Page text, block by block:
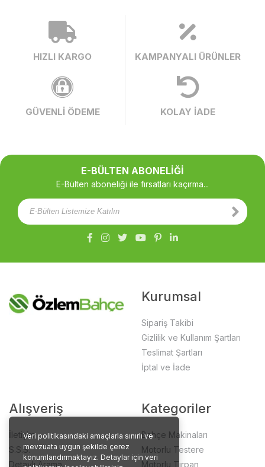
Veri politikasındaki amaçlarla sınırlı ve
mevzuata uygun şekilde çerez
konumlandırmaktayız. Detaylar için veri
HIZLI KARGO KAMPANYALI ÜRÜNLER
GÜVENLİ ÖDEME KOLAY İADE
E-BÜLTEN ABONELİĞİ
E-Bülten aboneliği ile fırsatları kaçırma...
Kurumsal
Sipariş Takibi
Gizlilik ve Kullanım Şartları
Teslimat Şartları
İptal ve İade
Alışveriş
İletişim
S.S.S.
Detaylı Arama
Kategoriler
Bahçe Makinaları
Motorlu Testere
Motorlu Tırpan